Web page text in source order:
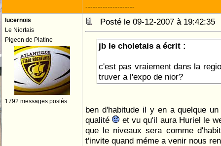
--------------------
lucernois
Le Niortais
Pigeon de Platine
1792 messages postés
Posté le 09-12-2007 à
jb le choletais a écrit :
c'est pas vraiement dans la
truver a l'expo de nior?
ben d'habitude il y en a quelque
qualité
et vu qu'il aura Huriel le
que le niveaux sera comme
t'invite quand méme a venir nous